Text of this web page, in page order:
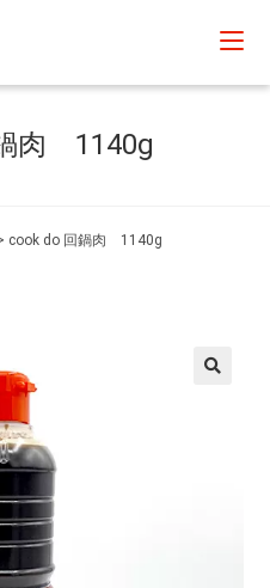
肉 1140g
cook do 回鍋肉 1140g